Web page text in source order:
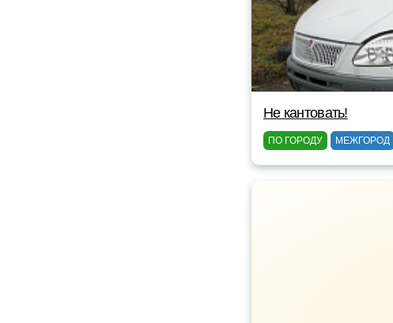
Не кантовать!
ПО ГОРОДУ МЕЖГОРОД